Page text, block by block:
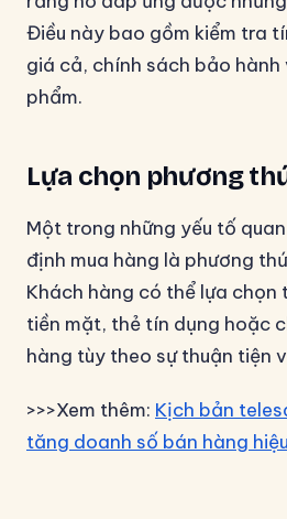
Điều này bao gồm kiểm tra
giá cả, chính sách bảo
phẩm.
Lựa chọn phương
Một trong những yếu tố
định mua hàng là phương
Khách hàng có thể lựa
tiền mặt, thẻ tín dụng hoặc
hàng tùy theo sự thuận tiện
>>>Xem thêm: Kịch bản
tăng doanh số bán hàng